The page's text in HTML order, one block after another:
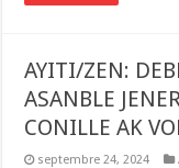
AYITI/ZEN:
ASANBLE
CONILLE AK
septembre 24, 2024